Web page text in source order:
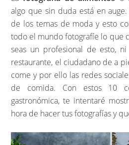
algo que sin duda está en
de los temas de moda y esto
todo el mundo fotografíe lo que
seas un profesional de esto,
restaurante, el ciudadano de a
come y por ello las redes
de comida. Con estos 10
gastronómica, te intentaré
hora de hacer tus fotografías y